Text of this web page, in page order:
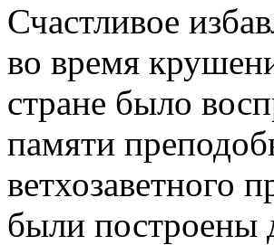
Счастливое
во время
стране было
памяти
ветхозаветного
были построены